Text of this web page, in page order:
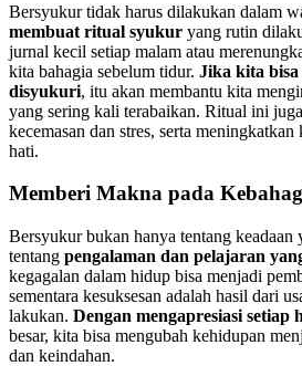
Bersyukur tidak harus dilakukan dalam
membuat ritual syukur yang rutin
jurnal kecil setiap malam atau
kita bahagia sebelum tidur. Jika kita bisa
disyukuri, itu akan membantu kita
yang sering kali terabaikan. Ritual ini
kecemasan dan stres, serta meningkatkan
hati.
Memberi Makna pada
Bersyukur bukan hanya tentang
tentang pengalaman dan pelajaran
kegagalan dalam hidup bisa menjadi
sementara kesuksesan adalah hasil dari
lakukan. Dengan mengapresiasi setiap
besar, kita bisa mengubah kehidupan
dan keindahan.